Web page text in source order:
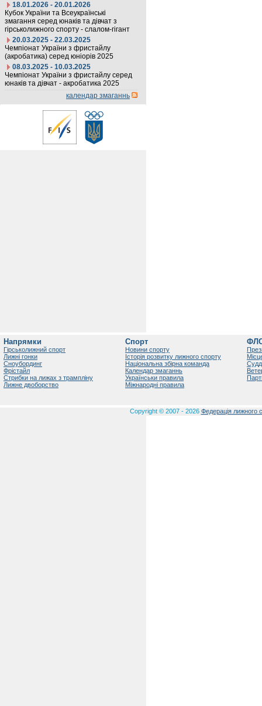
18.01.2026 - 20.01.2026
Кубок України та Всеукраїнські
змагання серед юнаків та дівчат з
гірськолижного спорту - слалом-гігант
20.03.2025 - 22.03.2025
Чемпіонат України з фристайлу
(акробатика) серед юніорів 2025
08.03.2025 - 10.03.2025
Чемпіонат України з фристайлу серед
юнаків та дівчат - акробатика 2025
календар змаганнь
Напрямки
Гірськолижний спорт
Лижні гонки
Сноубординг
Фрістайл
Стрибки на лижах з трампліну
Лижне двоборство
Спорт
Новини спорту
Історія розвитку лижного спорту
Національна збірна команда
Календар змаганнь
Українськи правила
Міжнародні правила
Copyright © 2007 - 2026 Федерація лижного